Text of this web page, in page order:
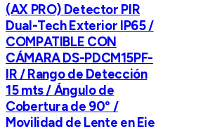
(AX PRO) Detector PIR
Dual-Tech Exterior IP65 /
COMPATIBLE CON
CÁMARA DS-PDCM15PF-
IR / Rango de Detección
15 mts / Ángulo de
Cobertura de 90° /
Movilidad de Lente en Eje